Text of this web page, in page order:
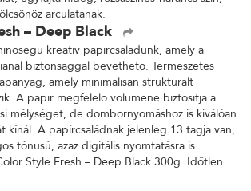
arculatának.
– Deep Black
kreatív papírcsaládunk, amely a
biztonsággal bevethető. Természetes
amely minimálisan strukturált
A papír megfelelő volumene biztosítja a
mélységet, de dombornyomáshoz is kiválóan
kínál. A papírcsaládnak jelenleg 13 tagja van,
tónusú, azaz digitális nyomtatásra is
Style Fresh – Deep Black 300g. Időtlen